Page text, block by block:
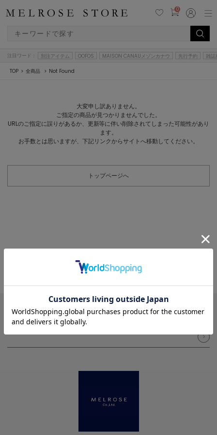
0
注目ワード： 別注アイテム OOFOS MAISON CANAUメゾンカナウ 先行予約 雑誌
TOP 全商品 Not Found
大変申し訳ありません。
ご指定の商品が見つかりませんでした。
URLのご指定に誤りがあるか、更新等に伴い削除されてしまった可能性があり
ます。
お手数とは思いますが、下記リンクからサイトへ移動してください。
トップページへ
NEWSLETTER メルマガ登録